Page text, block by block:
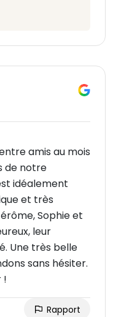
amis au mois
de notre
idéalement
et très
Sophie et
leur
Une très belle
sans hésiter.
!
Rapport